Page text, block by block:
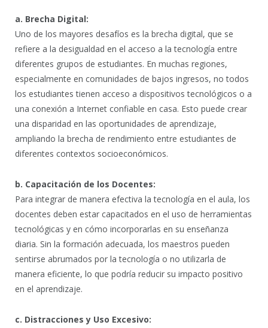
a. Brecha Digital:
Uno de los mayores desafíos es la brecha digital, que se
refiere a la desigualdad en el acceso a la tecnología entre
diferentes grupos de estudiantes. En muchas regiones,
especialmente en comunidades de bajos ingresos, no todos
los estudiantes tienen acceso a dispositivos tecnológicos o a
una conexión a Internet confiable en casa. Esto puede crear
una disparidad en las oportunidades de aprendizaje,
ampliando la brecha de rendimiento entre estudiantes de
diferentes contextos socioeconómicos.
b. Capacitación de los Docentes:
Para integrar de manera efectiva la tecnología en el aula, los
docentes deben estar capacitados en el uso de herramientas
tecnológicas y en cómo incorporarlas en su enseñanza
diaria. Sin la formación adecuada, los maestros pueden
sentirse abrumados por la tecnología o no utilizarla de
manera eficiente, lo que podría reducir su impacto positivo
en el aprendizaje.
c. Distracciones y Uso Excesivo: